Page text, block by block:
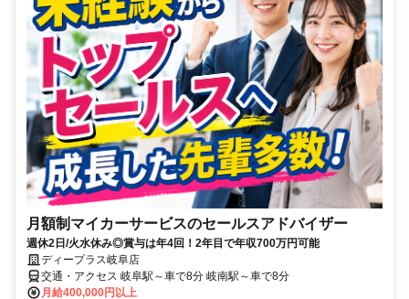
月額制マイカーサービスのセールスアドバイザー
週休2日/火水休み◎賞与は年4回！2年目で年収700万円可能
ディープラス岐阜店
交通・アクセス 岐阜駅～車で8分 岐南駅～車で8分
月給400,000円以上